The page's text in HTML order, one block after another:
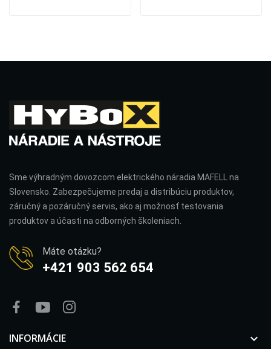
Sme výhradným dovozcom elektrického náradia MAFELL na
Slovensko. Zabezpečujeme predaj a distribúciu produktov,
záručný a pozáručný servis, ako aj možnosť testovania
produktov a účasti na odborných školeniach.
Máte otázku?
+421 903 562 654
INFORMÁCIE 